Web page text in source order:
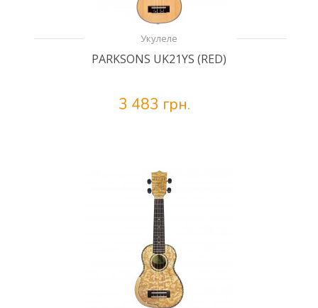
Укулеле
PARKSONS UK21YS (RED)
3 483 грн.